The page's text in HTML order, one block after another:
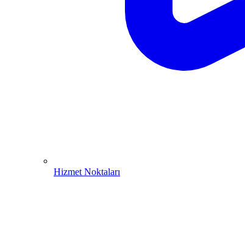
Hizmet Noktaları